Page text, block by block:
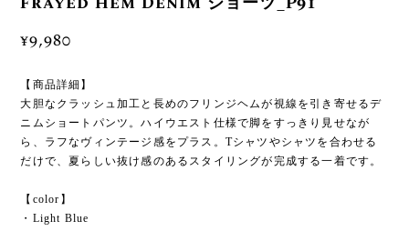
¥9,980
【商品詳細】
大胆なクラッシュ加工と長めのフリンジヘムが視線を引き寄せるデ
ニムショートパンツ。ハイウエスト仕様で脚をすっきり見せなが
ら、ラフなヴィンテージ感をプラス。Tシャツやシャツを合わせる
だけで、夏らしい抜け感のあるスタイリングが完成する一着です。
【color】
・Light Blue